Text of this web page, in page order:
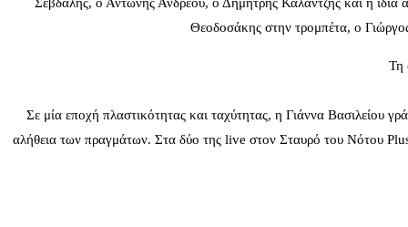
Θεοδοσάκης στην τρομπέτα, ο
Τη
Σε μία εποχή πλαστικότητας και ταχύτητας, η Γιάννα Βασιλείου
αλήθεια των πραγμάτων. Στα δύο της live στον Σταυρό του Νότου